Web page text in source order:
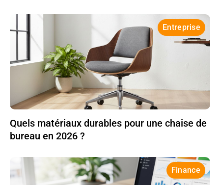
Entreprise
Quels matériaux durables pour une chaise de
bureau en 2026 ?
Finance